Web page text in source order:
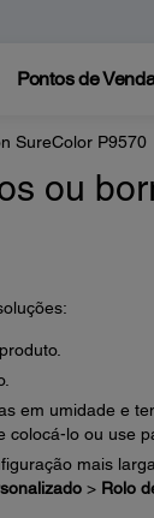
Pontos de
SureColor P9570
ou
em umidade e
lo ou use
mais
> Rolo